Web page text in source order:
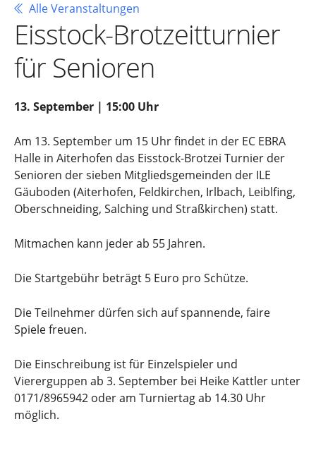
Alle Veranstaltungen
Eisstock-Brotzeitturnier
für Senioren
13. September | 15:00 Uhr
Am 13. September um 15 Uhr findet in der EC EBRA
Halle in Aiterhofen das Eisstock-Brotzei Turnier der
Senioren der sieben Mitgliedsgemeinden der ILE
Gäuboden (Aiterhofen, Feldkirchen, Irlbach, Leiblfing,
Oberschneiding, Salching und Straßkirchen) statt.
Mitmachen kann jeder ab 55 Jahren.
Die Startgebühr beträgt 5 Euro pro Schütze.
Die Teilnehmer dürfen sich auf spannende, faire
Spiele freuen.
Die Einschreibung ist für Einzelspieler und
Viererguppen ab 3. September bei Heike Kattler unter
0171/8965942 oder am Turniertag ab 14.30 Uhr
möglich.